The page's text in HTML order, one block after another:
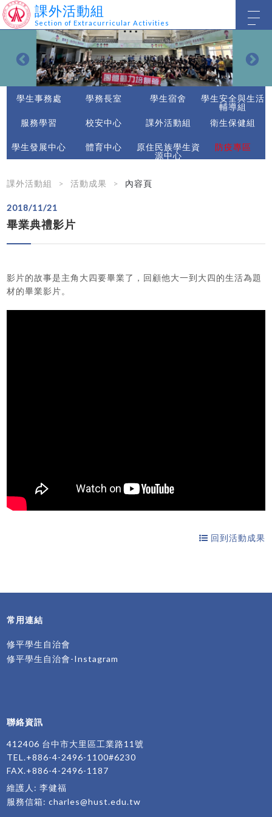
課外活動組
Section of Extracurricular Activities
學生事務處 學務長室 學生宿舍
學生安全與生活
輔導組
服務學習
校安中心 課外活動組 衛生保健組
學生發展中心 體育中心
原住民族學生資
源中心
防疫專區
課外活動組 活動成果 內容頁
2018/11/21
畢業典禮影片
影片的故事是主角大四要畢業了，回顧他大一到大四的生活為題
材的畢業影片。
回到活動成果
常用連結
修平學生自治會
修平學生自治會-Instagram
聯絡資訊
412406 台中市大里區工業路11號
TEL.+886-4-2496-1100#6230
FAX.+886-4-2496-1187
維護人: 李健福
服務信箱:charles@hust.edu.tw